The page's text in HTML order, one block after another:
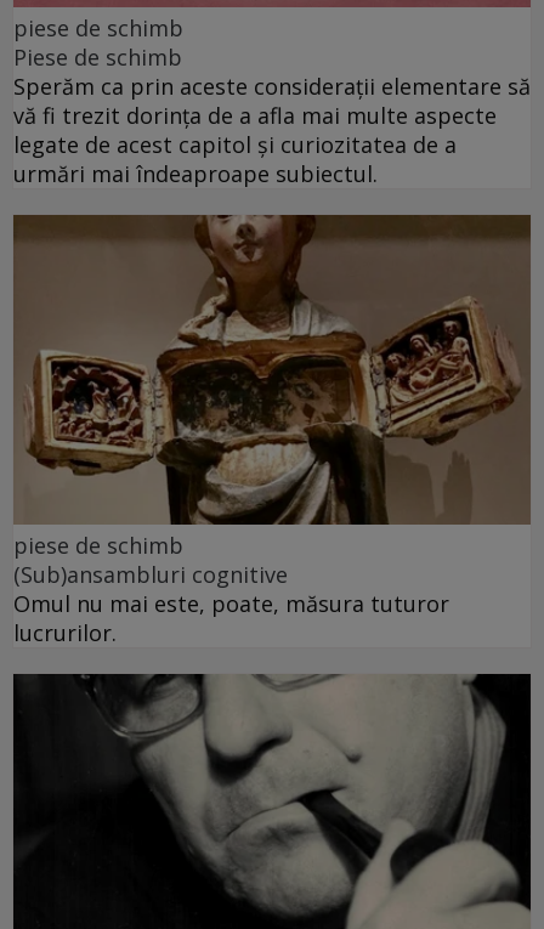
piese de schimb
Piese de schimb
Sperăm ca prin aceste considerații elementare să
vă fi trezit dorința de a afla mai multe aspecte
legate de acest capitol și curiozitatea de a
urmări mai îndeaproape subiectul.
piese de schimb
(Sub)ansambluri cognitive
Omul nu mai este, poate, măsura tuturor
lucrurilor.